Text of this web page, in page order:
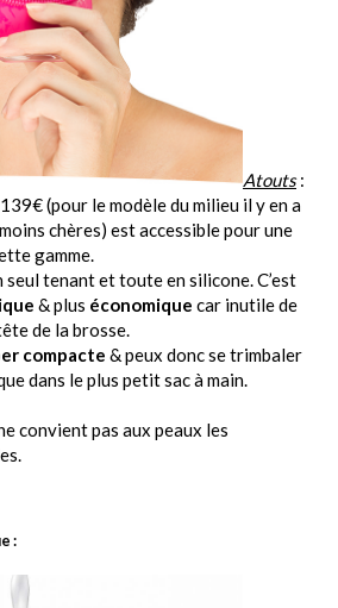
Atouts:
(pour le modèle du milieu il y en a
chères) est accessible pour une
gamme.
seul tenant et toute en silicone. C’est
& plus économique car inutile de
de la brosse.
compacte & peux donc se trimbaler
dans le plus petit sac à main.
convient pas aux peaux les
: